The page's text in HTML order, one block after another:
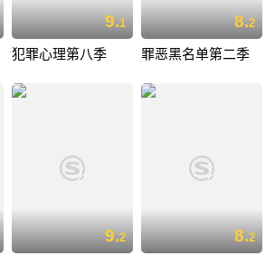
9.1
犯罪心理第八季
8.2
罪恶黑名单第二季
9.2 8.2